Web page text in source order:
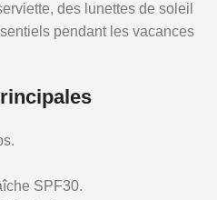
des lunettes de soleil
pendant les vacances
SPF30.